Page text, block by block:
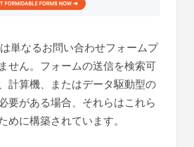
は単なるお問い合わせフォームプ
せん。フォームの送信を検索可
計算機、またはデータ駆動型の
要がある場合、それらはこれら
めに構築されています。